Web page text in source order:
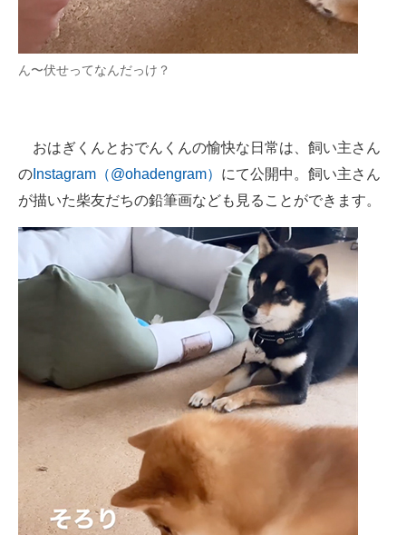
ん〜伏せってなんだっけ？
おはぎくんとおでんくんの愉快な日常は、飼い主さん
の Instagram（@ohadengram） にて公開中。飼い主さん
が描いた柴友だちの鉛筆画なども見ることができます。